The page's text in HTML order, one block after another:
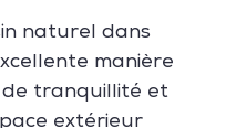
naturel dans
manière
de tranquillité et
extérieur